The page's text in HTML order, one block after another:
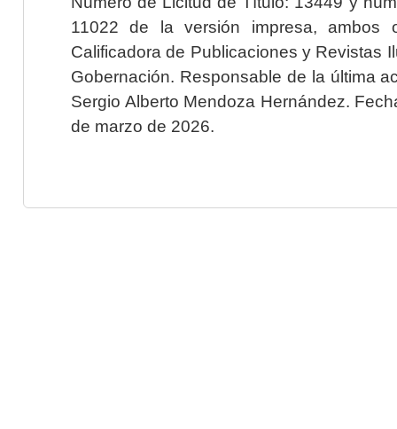
11022 de la versión impresa, ambos
Calificadora de Publicaciones y Revistas
Gobernación. Responsable de la última
Sergio Alberto Mendoza Hernández.
de marzo de 2026.